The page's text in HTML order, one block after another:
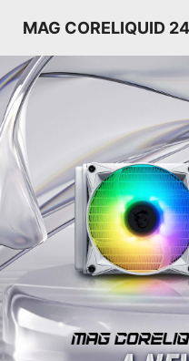
MAG CORELIQUID